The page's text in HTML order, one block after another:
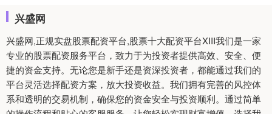
兴盛网
兴盛网,正规实盘股票配资平台,股票十大配资平台XIII‌我们是一家
专业的股票配资服务平台，致力于为投资者提供高效、安全、便
捷的资金支持。无论您是新手还是资深投资者，都能通过我们的
平台灵活选择配资方案，放大投资收益。我们拥有完善的风控体
系和透明的交易机制，确保您的资金安全与投资顺利。通过简单